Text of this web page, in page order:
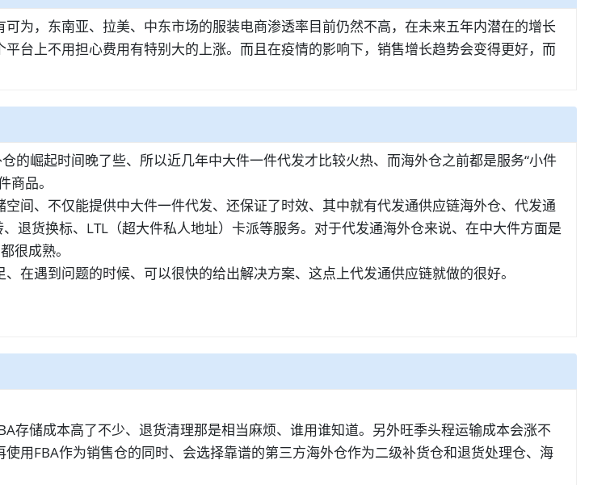
为，东南亚、拉美、中东市场的服装电商渗透率目前仍然不高，在未来五年内潜在的增长
台上不用担心费用有特别大的上涨。而且在疫情的影响下，销售增长趋势会变得更好，而
的崛起时间晚了些、所以近几年中大件一件代发才比较火热、而海外仓之前都是服务“小件
品。
间、不仅能提供中大件一件代发、还保证了时效、其中就有代发通供应链海外仓、代发通
退货换标、LTL（超大件私人地址）卡派等服务。对于代发通海外仓来说、在中大件方面是
很成熟。
在遇到问题的时候、可以很快的给出解决方案、这点上代发通供应链就做的很好。
存储成本高了不少、退货清理那是相当麻烦、谁用谁知道。另外旺季头程运输成本会涨不
用FBA作为销售仓的同时、会选择靠谱的第三方海外仓作为二级补货仓和退货处理仓、海